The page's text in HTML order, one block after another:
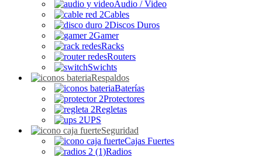
Audio / Video
Cables
Discos Duros
Gamer
Racks
Routers
Swichts
Respaldos
Baterías
Protectores
Regletas
UPS
Seguridad
Cajas Fuertes
Radios